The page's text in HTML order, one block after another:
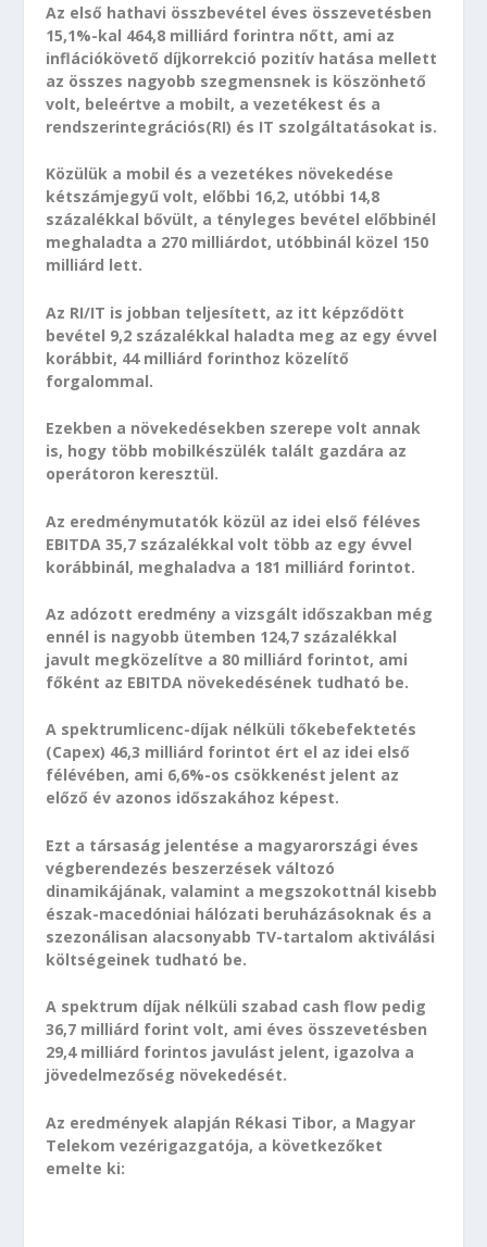
Az első hathavi összbevétel éves összevetésben
15,1%-kal 464,8 milliárd forintra nőtt, ami az
inflációkövető díjkorrekció pozitív hatása mellett
az összes nagyobb szegmensnek is köszönhető
volt, beleértve a mobilt, a vezetékest és a
rendszerintegrációs(RI) és IT szolgáltatásokat is.
Közülük a mobil és a vezetékes növekedése
kétszámjegyű volt, előbbi 16,2, utóbbi 14,8
százalékkal bővült, a tényleges bevétel előbbinél
meghaladta a 270 milliárdot, utóbbinál közel 150
milliárd lett.
Az RI/IT is jobban teljesített, az itt képződött
bevétel 9,2 százalékkal haladta meg az egy évvel
korábbit, 44 milliárd forinthoz közelítő
forgalommal.
Ezekben a növekedésekben szerepe volt annak
is, hogy több mobilkészülék talált gazdára az
operátoron keresztül.
Az eredménymutatók közül az idei első féléves
EBITDA 35,7 százalékkal volt több az egy évvel
korábbinál, meghaladva a 181 milliárd forintot.
Az adózott eredmény a vizsgált időszakban még
ennél is nagyobb ütemben 124,7 százalékkal
javult megközelítve a 80 milliárd forintot, ami
főként az EBITDA növekedésének tudható be.
A spektrumlicenc-díjak nélküli tőkebefektetés
(Capex) 46,3 milliárd forintot ért el az idei első
félévében, ami 6,6%-os csökkenést jelent az
előző év azonos időszakához képest.
Ezt a társaság jelentése a magyarországi éves
végberendezés beszerzések változó
dinamikájának, valamint a megszokottnál kisebb
észak-macedóniai hálózati beruházásoknak és a
szezonálisan alacsonyabb TV-tartalom aktiválási
költségeinek tudható be.
A spektrum díjak nélküli szabad cash flow pedig
36,7 milliárd forint volt, ami éves összevetésben
29,4 milliárd forintos javulást jelent, igazolva a
jövedelmezőség növekedését.
Az eredmények alapján Rékasi Tibor, a Magyar
Telekom vezérigazgatója, a következőket
emelte ki: